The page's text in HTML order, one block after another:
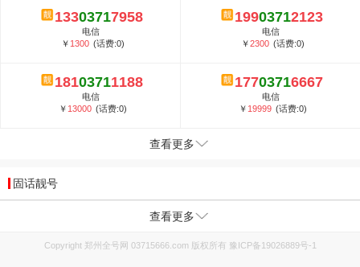
13303717958
电信
￥ 1300 (话费:0)
19903712123
电信
￥2300 (话费:0)
18103711188
电信
￥ 13000 (话费:0)
17703716667
电信
￥ 19999 (话费:0)
查看更多
固话靓号
查看更多
Copyright 郑州全号网 03715666.com 版权所有 豫ICP备19026889号-1